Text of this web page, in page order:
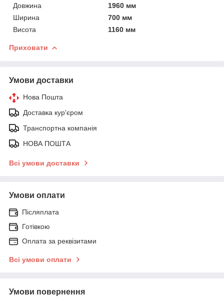
Довжина
1960 мм
Ширина
700 мм
Висота
1160 мм
Приховати
Умови доставки
Нова Пошта
Доставка кур'єром
Транспортна компанія
НОВА ПОШТА
Всі умови доставки
Умови оплати
Післяплата
Готівкою
Оплата за реквізитами
Всі умови оплати
Умови повернення